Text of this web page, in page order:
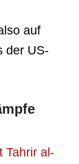
auf
der US-
Tahrir al-